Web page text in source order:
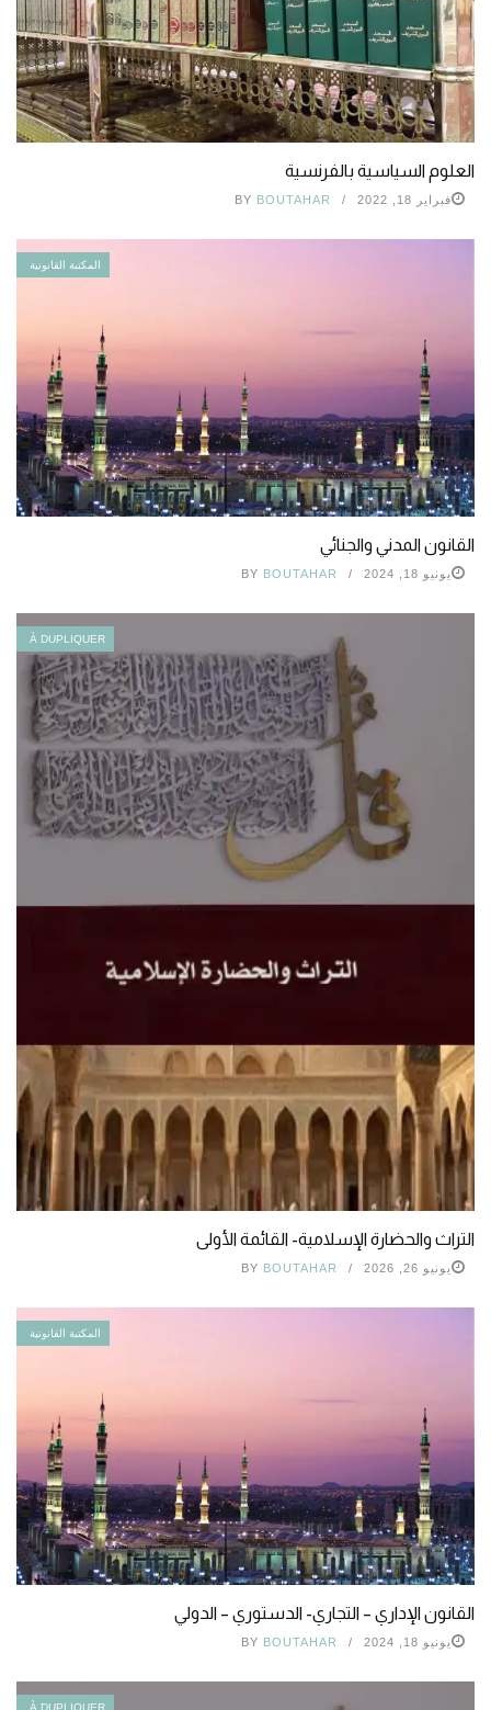
العلوم السياسية بالفرنسية
فبراير 18, 2022 BY BOUTAHAR
المكتبة القانونية
القانون المدني والجنائي
يونيو 18, 2024 BY BOUTAHAR
À DUPLIQUER
التراث والحضارة الإسلامية- القائمة الأولى
يونيو 26, 2026 BY BOUTAHAR
المكتبة القانونية
القانون الإداري – التجاري- الدستوري – الدولي
يونيو 18, 2024 BY BOUTAHAR
À DUPLIQUER